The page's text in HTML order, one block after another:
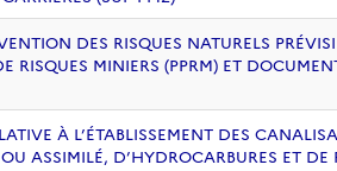
DES RISQUES NATURELS
RISQUES MINIERS (PPRM) ET
À L’ÉTABLISSEMENT DES
ASSIMILÉ, D’HYDROCARBURES ET